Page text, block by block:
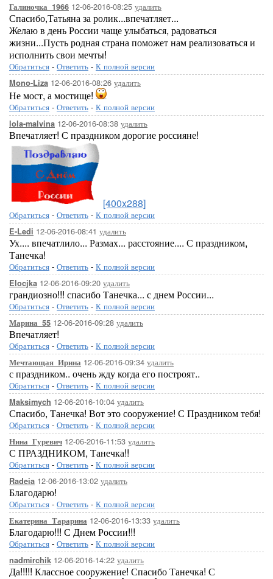
Галиночка_1966 12-06-2016-08:25 удалить
Спасибо,Татьяна за ролик...впечатляет...
Желаю в день России чаще улыбаться, радоваться
жизни...Пусть родная страна поможет нам реализоваться и
исполнить свои мечты!
Обратиться - Ответить - К полной версии
Mono-Liza 12-06-2016-08:26 удалить
Не мост, а мостище!
Обратиться - Ответить - К полной версии
lola-malvina 12-06-2016-08:38 удалить
Впечатляет! С праздником дорогие россияне!
[400x288]
Обратиться - Ответить - К полной версии
E-Ledi 12-06-2016-08:41 удалить
Ух.... впечатлило... Размах... расстояние.... С праздником,
Танечка!
Обратиться - Ответить - К полной версии
Elocjka 12-06-2016-09:20 удалить
грандиозно!!! спасибо Танечка... с днем России...
Обратиться - Ответить - К полной версии
Марина_55 12-06-2016-09:28 удалить
Впечатляет!
Обратиться - Ответить - К полной версии
Мечтающая_Ирина 12-06-2016-09:34 удалить
с праздником.. очень жду когда его построят..
Обратиться - Ответить - К полной версии
Maksimych 12-06-2016-10:04 удалить
Спасибо, Танечка! Вот это сооружение! С Праздником тебя!
Обратиться - Ответить - К полной версии
Нина_Гуревич 12-06-2016-11:53 удалить
С ПРАЗДНИКОМ, Танечка!!
Обратиться - Ответить - К полной версии
Radeia 12-06-2016-13:02 удалить
Благодарю!
Обратиться - Ответить - К полной версии
Екатерина_Тарарина 12-06-2016-13:33 удалить
Благодарю!!! С Днем России!!!
Обратиться - Ответить - К полной версии
nadmirchik 12-06-2016-14:22 удалить
Да!!!!! Классное сооружение! Спасибо Танечка! С